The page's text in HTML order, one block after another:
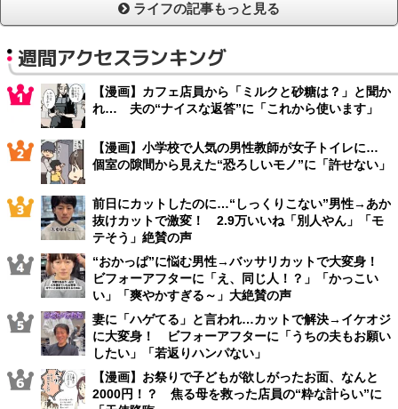
ライフの記事もっと見る
週間アクセスランキング
【漫画】カフェ店員から「ミルクと砂糖は？」と聞か
れ… 夫の“ナイスな返答”に「これから使います」
【漫画】小学校で人気の男性教師が女子トイレに…
個室の隙間から見えた“恐ろしいモノ”に「許せない」
前日にカットしたのに…“しっくりこない”男性→あか
抜けカットで激変！ 2.9万いいね「別人やん」「モ
テそう」絶賛の声
“おかっぱ”に悩む男性→バッサリカットで大変身！
ビフォーアフターに「え、同じ人！？」「かっこい
い」「爽やかすぎる～」大絶賛の声
妻に「ハゲてる」と言われ…カットで解決→イケオジ
に大変身！ ビフォーアフターに「うちの夫もお願い
したい」「若返りハンパない」
【漫画】お祭りで子どもが欲しがったお面、なんと
2000円！？ 焦る母を救った店員の“粋な計らい”に